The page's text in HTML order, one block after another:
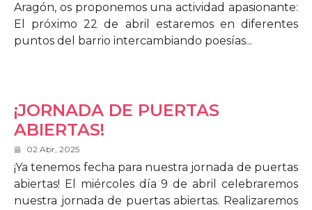
Aragón, os proponemos una actividad apasionante:
El próximo 22 de abril estaremos en diferentes
puntos del barrio intercambiando poesías...
¡JORNADA DE PUERTAS
ABIERTAS!
02 Abr, 2025
¡Ya tenemos fecha para nuestra jornada de puertas
abiertas! El miércoles día 9 de abril celebraremos
nuestra jornada de puertas abiertas. Realizaremos